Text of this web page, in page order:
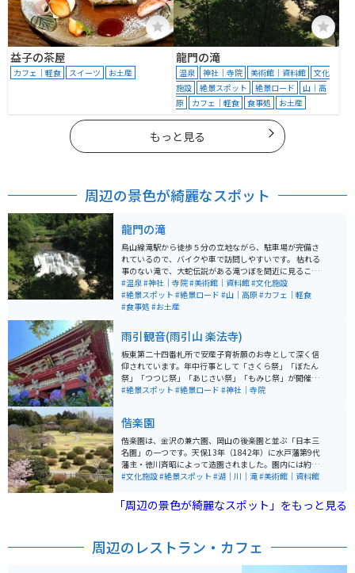
益子の茶屋
カフェ｜軽食 スイーツ お土産
龍門の滝
温泉 神社｜寺院 美術館｜資料館
文化
施設
絶景スポット 絶景ロード
山｜高
原
カフェ｜軽食 食事処 お土産
もっと見る
周辺の景色が綺麗なスポット
龍門の滝
烏山線滝駅から徒歩５分の立地ながら、駐車場が完備さ
れているので、バイクや車で訪問しやすいです。 枯れる
事のない滝で、大蛇伝説がある滝つぼを間近に見ること
ができます。ふるさと民芸館が隣接されており、龍にま
つわる伝承や伝説の龍について知ることができます。
#温泉#神社｜寺院#美術館｜資料館#文化施設
#絶景スポット #絶景ロード #山｜高原#カフェ｜軽食
#食事処 #お土産
雨引観音(雨引山 楽法寺)
板東第二十四番札所で安産子育祈願のお寺として深く信
仰されています。年中行事として「さくら祭」「ぼたん
祭」「つつじ祭」「あじさい祭」「もみじ祭」が開催さ
れています。中でも「あじさい祭」は特にオススメで
#絶景スポット #絶景ロード #神社｜寺院
偕楽園
偕楽園は、金沢の兼六園、岡山の後楽園と並ぶ「日本三
名園」の一つです。天保13年（1842年）に水戸藩第9代
藩主・徳川斉昭によって造園されました。園内には約10
0品種、3,000本の梅が植えられており、特に2月から3月
の花を楽しむことができます。周辺には千波湖や茨城県
立近代美術館などの観光スポットも多く、併せての訪問
亭は二階建てで、上階からは千波湖を一望できる絶景が
#文化施設#絶景スポット #湖｜川｜滝#美術館｜資料館
「周辺の景色が綺麗なスポット」をもっと見る
周辺のレストラン・カフェ